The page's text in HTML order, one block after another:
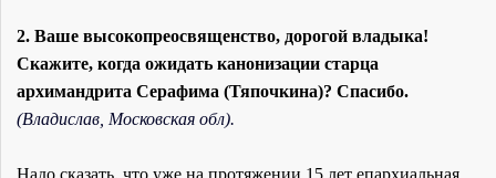
2. Ваше высокопреосвященство, дорогой владыка!
Скажите, когда ожидать канонизации старца
архимандрита Серафима (Тяпочкина)? Спасибо.
(Владислав, Московская обл).
Надо сказать, что уже на протяжении 15 лет епархиальная